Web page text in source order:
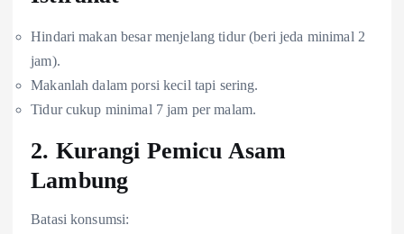
Hindari makan besar menjelang tidur (beri jeda minimal 2
jam).
Makanlah dalam porsi kecil tapi sering.
Tidur cukup minimal 7 jam per malam.
2. Kurangi Pemicu Asam
Lambung
Batasi konsumsi: